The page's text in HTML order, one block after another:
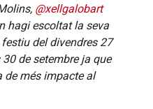
@xellgalobart
hagi escoltat la seva
del divendres 27
de setembre ja que
de més impacte al